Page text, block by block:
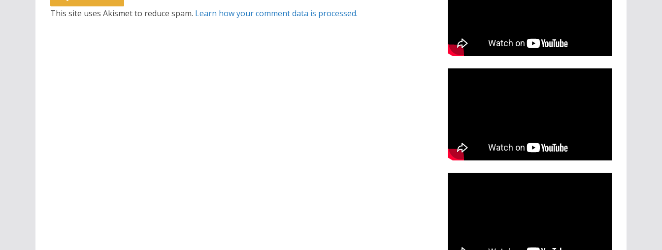
This site uses Akismet to reduce spam. Learn how your comment data is processed.